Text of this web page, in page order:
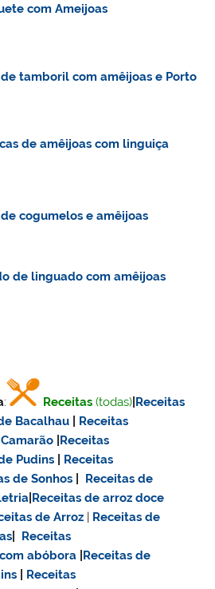
com Ameijoas
tamboril com amêijoas e Porto
de amêijoas com linguiça
cogumelos e amêijoas
de linguado com amêijoas
: Receitas (todas) Receitas
Bacalhau
Receitas
Receitas
Pudins
Receitas
de Sonhos
Receitas de
Receitas dearroz doce
de Arroz | Receitas de
Receitas
abóbora Receitas de
Receitas